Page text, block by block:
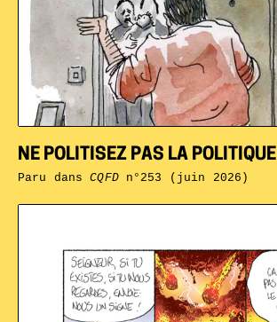
NE POLITISEZ PAS LA POLITIQUE
Paru dansCQFDn°253 (juin 2026)